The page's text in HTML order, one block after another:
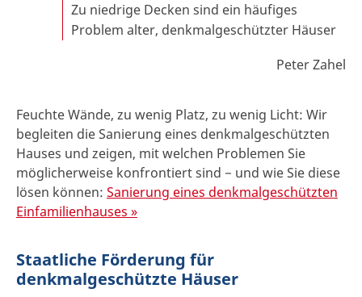
Zu niedrige Decken sind ein häufiges
Problem alter, denkmalgeschützter Häuser
Peter Zahel
Feuchte Wände, zu wenig Platz, zu wenig Licht: Wir
begleiten die Sanierung eines denkmalgeschützten
Hauses und zeigen, mit welchen Problemen Sie
möglicherweise konfrontiert sind − und wie Sie diese
lösen können: Sanierung eines denkmalgeschützten
Einfamilienhauses »
Staatliche Förderung für
denkmalgeschützte Häuser